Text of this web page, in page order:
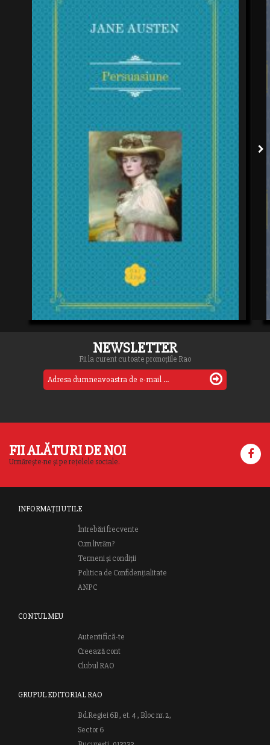
NEWSLETTER
Fii la curent cu toate promoțiile Rao
FII ALĂTURI DE NOI
Urmărește-ne și pe rețelele sociale.
INFORMAȚII UTILE
Întrebări frecvente
Cum livrăm?
Termeni și condiții
Politica de Confidențialitate
ANPC
CONTUL MEU
Autentifică-te
Creează cont
Clubul RAO
GRUPUL EDITORIAL RAO
Bd.Regiei 6B, et. 4 , Bloc nr. 2,
Sector 6